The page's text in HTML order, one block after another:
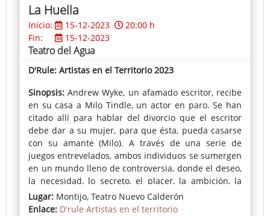
con un ala rota que no puede emigrar al sur con su
bandada, y que será el catalizador de todo el
cambio de actitud del príncipe. Espectáculo de
títeres y actores dirigido a niños y niñas de 3 a 6
años y público familiar. Representado por
intérpretes bilingües en castellano y portugués.
La Huella
Inicio: 15-12-2023
20:00 h
Fin:
15-12-2023
Teatro del Agua
D'Rule: Artistas en el Territorio 2023
Sinopsis:Andrew Wyke, un afamado escritor, recibe
en su casa a Milo Tindle, un actor en paro. Se han
citado allí para hablar del divorcio que el escritor
debe dar a su mujer, para que ésta, pueda casarse
con su amante (Milo). A través de una serie de
juegos entrevelados, ambos individuos se sumergen
en un mundo lleno de controversia, donde el deseo,
la necesidad, lo secreto, el placer, la ambición, la
violencia, el miedo, lo despiadado, y el dolor, se dan
la mando en diferentes planos, con la voluntad de
Lugar: Montijo, Teatro Nuevo Calderón
Enlace: D'rule Artistas en el territorio